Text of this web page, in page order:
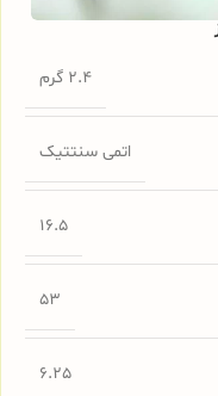
2.4 گرم
اتمی سنتتیک
16.5
53
6.25